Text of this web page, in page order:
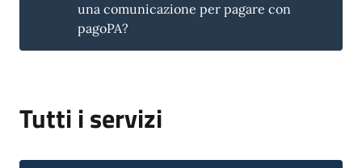
una comunicazione per pagare con
pagoPA?
Tutti i servizi